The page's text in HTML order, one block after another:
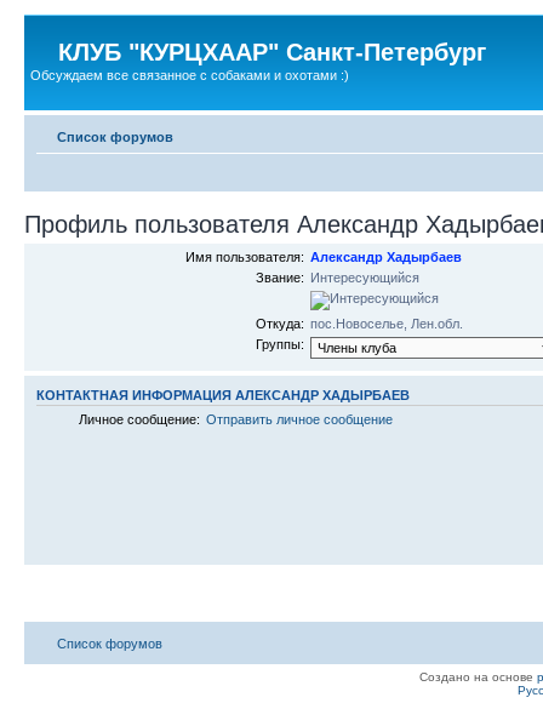
КЛУБ "КУРЦХААР" Санкт-Петербург
Обсуждаем все связанное с собаками и охотами :)
Список форумов
Профиль пользователя Александр
Имя пользователя: Александр Хадырбаев
Звание: Интересующийся
Откуда: пос.Новоселье, Лен.обл.
Группы:
КОНТАКТНАЯ ИНФОРМАЦИЯ АЛЕКСАНДР ХАДЫРБАЕВ
Личное сообщение: Отправить личное сообщение
Список форумов
Создано на основе